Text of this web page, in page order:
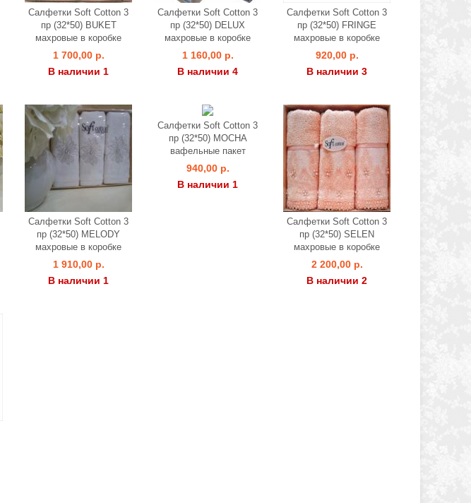
Салфетки Soft Cotton 3
пр (32*50) BUKET
махровые в коробке
1 700,00 р.
В наличии 1
Салфетки Soft Cotton 3
пр (32*50) DELUX
махровые в коробке
1 160,00 р.
В наличии 4
Салфетки Soft Cotton 3
пр (32*50) FRINGE
махровые в коробке
920,00 р.
В наличии 3
Салфетки Soft Cotton 3
пр (32*50) MELODY
махровые в коробке
1 910,00 р.
В наличии 1
Салфетки Soft Cotton 3
пр (32*50) MOCHA
вафельные пакет
940,00 р.
В наличии 1
Салфетки Soft Cotton 3
пр (32*50) SELEN
махровые в коробке
2 200,00 р.
В наличии 2